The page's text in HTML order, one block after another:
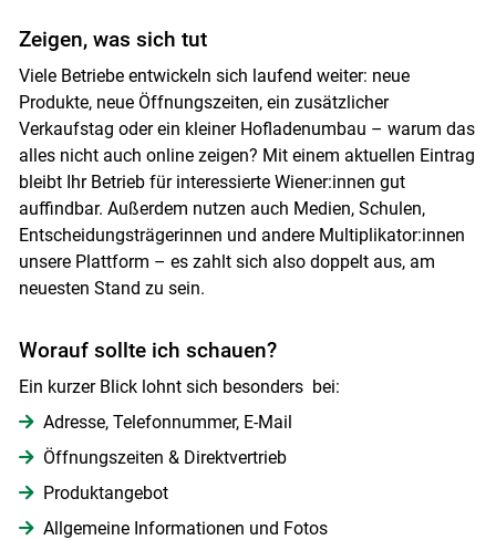
Skip to main content
Zeigen, was sich tut
Viele Betriebe entwickeln sich laufend weiter: neue
Produkte, neue Öffnungszeiten, ein zusätzlicher
Verkaufstag oder ein kleiner Hofladenumbau – warum das
alles nicht auch online zeigen? Mit einem aktuellen Eintrag
bleibt Ihr Betrieb für interessierte Wiener:innen gut
auffindbar. Außerdem nutzen auch Medien, Schulen,
Entscheidungsträgerinnen und andere Multiplikator:innen
unsere Plattform – es zahlt sich also doppelt aus, am
neuesten Stand zu sein.
Worauf sollte ich schauen?
Ein kurzer Blick lohnt sich besonders bei:
Adresse, Telefonnummer, E-Mail
Öffnungszeiten & Direktvertrieb
Produktangebot
Allgemeine Informationen und Fotos